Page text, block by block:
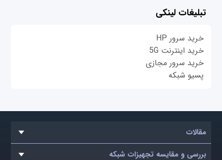
تبلیغات لینکی
خرید سرور HP
خرید اینترنت 5G
خرید سرور مجازی
پسیو شبکه
مقالات
بررسی و مقایسه تجهیزات شبکه